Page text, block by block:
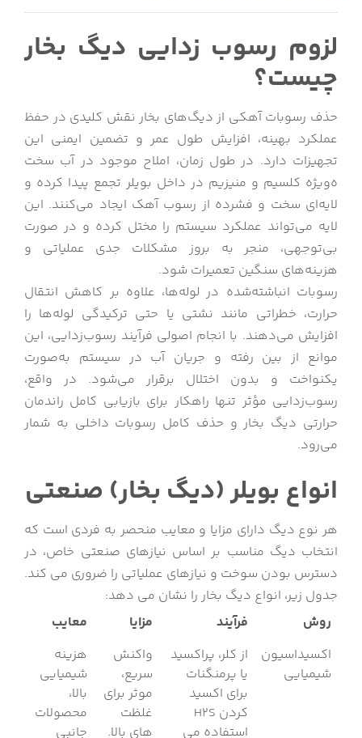
لزوم رسوب زدایی دیگ بخار
چیست؟
حذف رسوبات آهکی از دیگ‌های بخار نقش کلیدی در حفظ
عملکرد بهینه، افزایش طول عمر و تضمین ایمنی این
تجهیزات دارد. در طول زمان، املاح موجود در آب سخت
ه‌ویژه کلسیم و منیزیم در داخل بویلر تجمع پیدا کرده و
لایه‌ای سخت و فشرده از رسوب آهک ایجاد می‌کنند. این
لایه می‌تواند عملکرد سیستم را مختل کرده و در صورت
بی‌توجهی، منجر به بروز مشکلات جدی عملیاتی و
هزینه‌های سنگین تعمیرات شود.
رسوبات انباشته‌شده در لوله‌ها، علاوه بر کاهش انتقال
حرارت، خطراتی مانند نشتی یا حتی ترکیدگی لوله‌ها را
افزایش می‌دهند. با انجام اصولی فرآیند رسوب‌زدایی، این
موانع از بین رفته و جریان آب در سیستم به‌صورت
یکنواخت و بدون اختلال برقرار می‌شود. در واقع،
رسوب‌زدایی مؤثر تنها راهکار برای بازیابی کامل راندمان
حرارتی دیگ بخار و حذف کامل رسوبات داخلی به شمار
می‌رود.
انواع بویلر (دیگ بخار) صنعتی
هر نوع دیگ دارای مزایا و معایب منحصر به فردی است که
انتخاب دیگ مناسب بر اساس نیازهای صنعتی خاص، در
دسترس بودن سوخت و نیازهای عملیاتی را ضروری می کند.
جدول زیر، انواع دیگ بخار را نشان می دهد:
روش
فرآیند مزایا
معایب
اکسیداسیون
شیمیایی
از کلر، پراکسید
یا پرمنگنات
برای اکسید
کردن H2S
استفاده می
واکنش
سریع،
موثر برای
غلظت
های بالا.
هزینه
شیمیایی
بالا،
محصولات
جانبی